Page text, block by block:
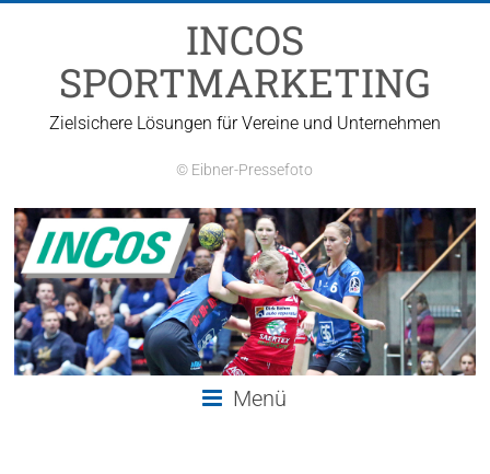
INCOS
SPORTMARKETING
Zielsichere Lösungen für Vereine und Unternehmen
© Eibner-Pressefoto
Menü